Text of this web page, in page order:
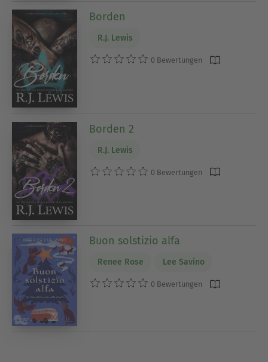
Borden
R.J. Lewis
0 Bewertungen
Borden 2
R.J. Lewis
0 Bewertungen
Buon solstizio alfa
Renee Rose Lee Savino
0 Bewertungen